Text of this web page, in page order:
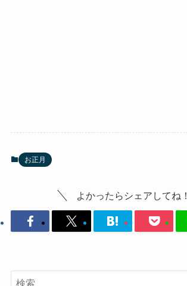
お正月
よかったらシェアしてね！